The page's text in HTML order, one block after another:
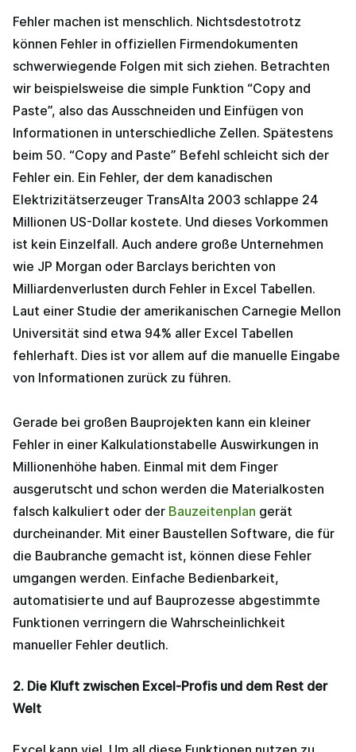
Fehler machen ist menschlich. Nichtsdestotrotz
können Fehler in offiziellen Firmendokumenten
schwerwiegende Folgen mit sich ziehen. Betrachten
wir beispielsweise die simple Funktion “Copy and
Paste”, also das Ausschneiden und Einfügen von
Informationen in unterschiedliche Zellen. Spätestens
beim 50. “Copy and Paste” Befehl schleicht sich der
Fehler ein. Ein Fehler, der dem kanadischen
Elektrizitätserzeuger TransAlta 2003 schlappe 24
Millionen US-Dollar kostete. Und dieses Vorkommen
ist kein Einzelfall. Auch andere große Unternehmen
wie JP Morgan oder Barclays berichten von
Milliardenverlusten durch Fehler in Excel Tabellen.
Laut einer Studie der amerikanischen Carnegie Mellon
Universität sind etwa 94% aller Excel Tabellen
fehlerhaft. Dies ist vor allem auf die manuelle Eingabe
von Informationen zurück zu führen.
Gerade bei großen Bauprojekten kann ein kleiner
Fehler in einer Kalkulationstabelle Auswirkungen in
Millionenhöhe haben. Einmal mit dem Finger
ausgerutscht und schon werden die Materialkosten
falsch kalkuliert oder der Bauzeitenplan gerät
durcheinander. Mit einer Baustellen Software, die für
die Baubranche gemacht ist, können diese Fehler
umgangen werden. Einfache Bedienbarkeit,
automatisierte und auf Bauprozesse abgestimmte
Funktionen verringern die Wahrscheinlichkeit
manueller Fehler deutlich.
2. Die Kluft zwischen Excel-Profis und dem Rest der
Welt